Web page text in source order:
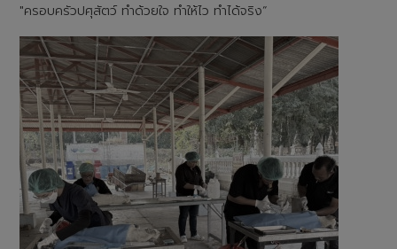
"ครอบครัวปศุสัตว์ ทำด้วยใจ ทำให้ไว ทำได้จริง“